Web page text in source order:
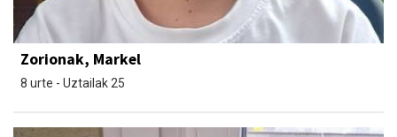
Zorionak, Markel
8 urte - Uztailak 25